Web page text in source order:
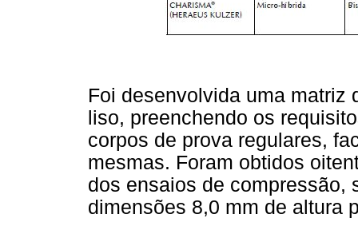
Foi desenvolvida uma matriz
liso, preenchendo os
corpos de prova regulares,
mesmas. Foram obtidos
dos ensaios de compressão,
dimensões 8,0 mm de altura